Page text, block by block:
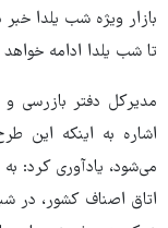
بازار ویژه شب یلدا
تا شب یلدا ادامه
مدیرکل دفتر بازرسی
اشاره به اینکه این
می‌شود، یادآوری کرد:
اتاق اصناف کشور، در